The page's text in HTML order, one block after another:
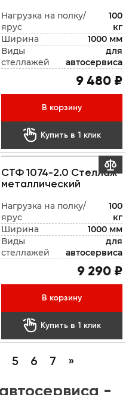
Нагрузка на полку/
ярус
100
кг
Ширина
1000 мм
Виды
стеллажей
для
автосервиса
9 480 ₽
В корзину
 Купить в 1 клик
СТФ 1074-2.0 Стеллаж
металлический
Нагрузка на полку/
ярус
100
кг
Ширина
1000 мм
Виды
стеллажей
для
автосервиса
9 290 ₽
В корзину
 Купить в 1 клик

5 6 7 »